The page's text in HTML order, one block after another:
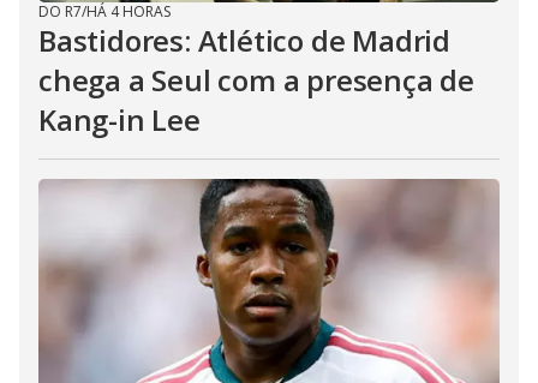
DO R7/HÁ 4 HORAS
Bastidores: Atlético de Madrid
chega a Seul com a presença de
Kang-in Lee